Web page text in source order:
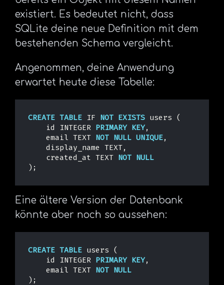
existiert. Es bedeutet nicht, dass
SQLite deine neue Definition mit dem
bestehenden Schema vergleicht.
Angenommen, deine Anwendung
erwartet heute diese Tabelle:
CREATE TABLE IF NOT EXISTS users
(
id
INTEGER PRIMARY KEY,
email TEXT NOT NULL UNIQUE,
display_name
TEXT,
created_at TEXT NOT NULL
);
Eine ältere Version der Datenbank
könnte aber noch so aussehen:
CREATE TABLE users
(
id
INTEGER PRIMARY KEY,
email TEXT NOT NULL
);